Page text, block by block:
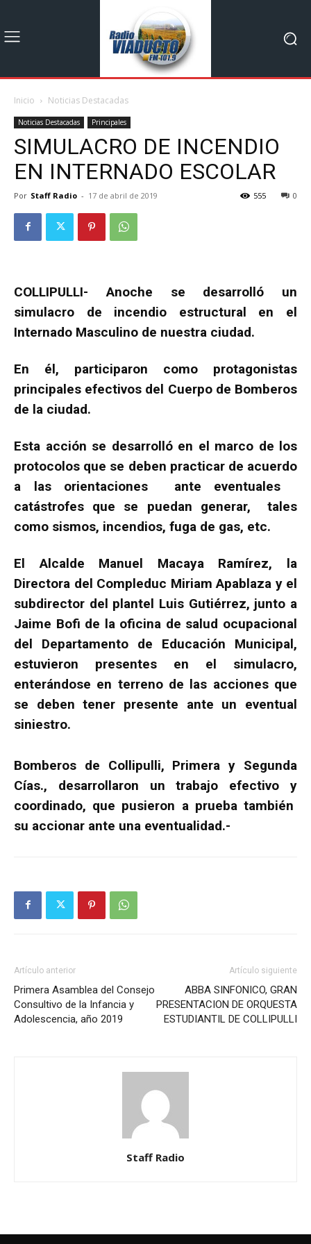
Inicio Noticias Destacadas
Noticias Destacadas Principales
SIMULACRO DE INCENDIO
EN INTERNADO ESCOLAR
Por Staff Radio - 17 de abril de 2019 0
555
COLLIPULLI- Anoche se desarrolló un
simulacro de incendio estructural en el
Internado Masculino de nuestra ciudad.
En él, participaron como protagonistas
principales efectivos del Cuerpo de Bomberos
de la ciudad.
Esta acción se desarrolló en el marco de los
protocolos que se deben practicar de acuerdo
a las orientaciones ante eventuales
catástrofes que se puedan generar, tales
como sismos, incendios, fuga de gas, etc.
El Alcalde Manuel Macaya Ramírez, la
Directora del Compleduc Miriam Apablaza y el
subdirector del plantel Luis Gutiérrez, junto a
Jaime Bofi de la oficina de salud ocupacional
del Departamento de Educación Municipal,
estuvieron presentes en el simulacro,
enterándose en terreno de las acciones que
se deben tener presente ante un eventual
siniestro.
Bomberos de Collipulli, Primera y Segunda
Cías., desarrollaron un trabajo efectivo y
coordinado, que pusieron a prueba también
su accionar ante una eventualidad.-
Artículo anterior
Primera Asamblea del Consejo
Consultivo de la Infancia y
Adolescencia, año 2019
Artículo siguiente
ABBA SINFONICO, GRAN
PRESENTACION DE ORQUESTA
ESTUDIANTIL DE COLLIPULLI
Staff Radio